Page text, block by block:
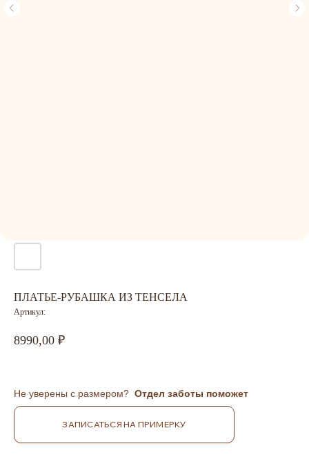
ПЛАТЬЕ-РУБАШКА ИЗ ТЕНСЕЛА
Артикул:
8990,00
Не уверены с размером? Отдел заботы поможет
ЗАПИСАТЬСЯ НА ПРИМЕРКУ